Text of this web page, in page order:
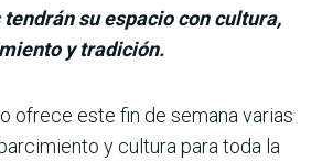
tendrán su espacio con cultura,
y tradición.
ofrece este fin de semana varias
y cultura para toda la